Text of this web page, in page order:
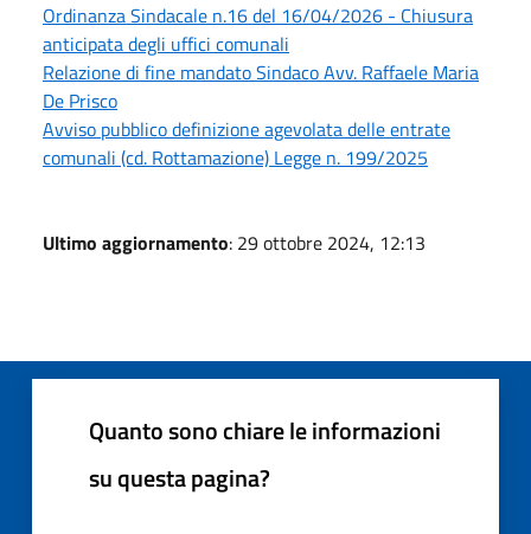
Ordinanza Sindacale n.16 del 16/04/2026 - Chiusura
anticipata degli uffici comunali
Relazione di fine mandato Sindaco Avv. Raffaele Maria
De Prisco
Avviso pubblico definizione agevolata delle entrate
comunali (cd. Rottamazione) Legge n. 199/2025
Ultimo aggiornamento: 29 ottobre 2024, 12:13
Quanto sono chiare le informazioni
su questa pagina?